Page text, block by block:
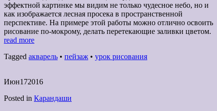
эффектной картинке мы видим не только чудесное небо, но и
как изображается лесная просека в пространственной
перспективе. На примере этой работы можно отлично освоить
рисование по-мокрому, делать перетекающие заливки цветом.
read more
Tagged акварель • пейзаж • урок рисования
Июн172016
Posted in Карандаши